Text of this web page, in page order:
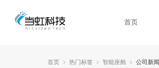
首页
首页 热门标签 智能座舱 公司新闻